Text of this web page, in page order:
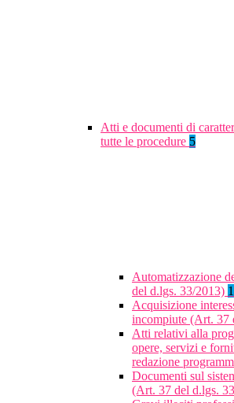
Atti e documenti di
tutte le procedure 5
Automatizzazione
del d.lgs. 33/2013) 1
Acquisizione
incompiute (Art. 37
Atti relativi alla
opere, servizi e
redazione
Documenti sul
(Art. 37 del d.lgs.